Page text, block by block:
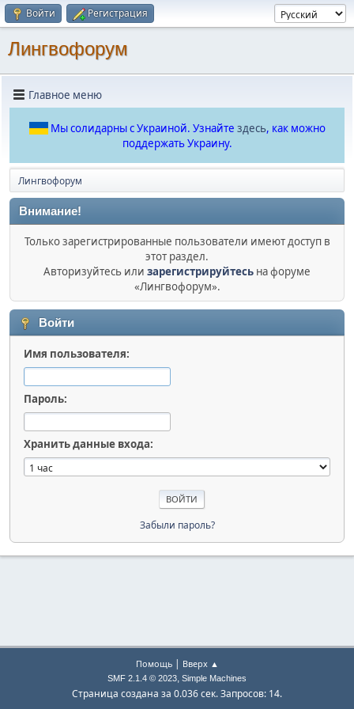
Войти Регистрация
Лингвофорум
Главное меню
Мы солидарны с Украиной. Узнайте здесь, как можно
поддержать Украину.
Лингвофорум
Внимание!
Только зарегистрированные пользователи имеют доступ в
этот раздел.
Авторизуйтесь или зарегистрируйтесь на форуме
«Лингвофорум».
Войти
Имя пользователя:
Пароль:
Хранить данные входа:
Забыли пароль?
Помощь| Вверх ▲
SMF 2.1.4 © 2023, Simple Machines
Страница создана за 0.036 сек. Запросов: 14.